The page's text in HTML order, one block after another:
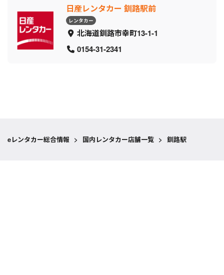
日産レンタカー 釧路駅前
レンタカー
北海道釧路市幸町13-1-1
0154-31-2341
eレンタカー総合情報 > 国内レンタカー店舗一覧 > 釧路駅